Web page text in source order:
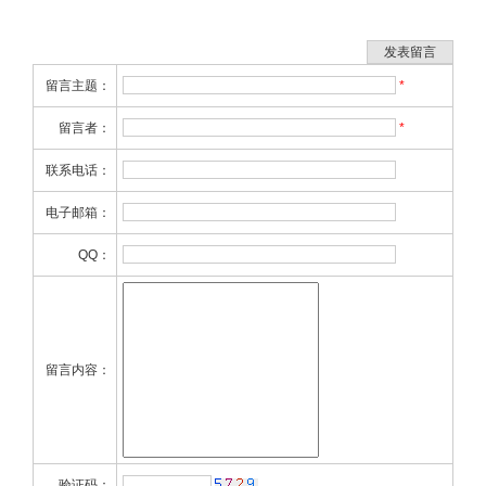
留言主题： *
留言者： *
联系电话：
电子邮箱：
QQ：
留言内容：